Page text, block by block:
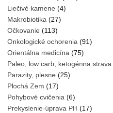
Liečivé kamene (4)
Makrobiotika (27)
Očkovanie (113)
Onkologické ochorenia (91)
Orientálna medicína (75)
Paleo, low carb, ketogénna strava
Parazity, plesne (25)
Plochá Zem (17)
Pohybové cvičenia (6)
Prekyslenie-úprava PH (17)